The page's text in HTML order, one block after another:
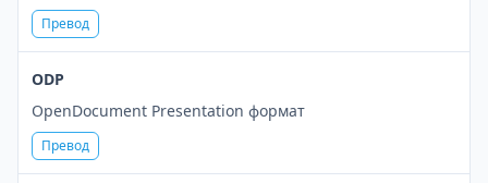
Превод
ODP
OpenDocument Presentation формат
Превод